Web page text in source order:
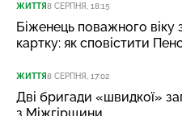
ЖИТТЯ8 СЕРПНЯ, 18:15
Біженець поважного віку
картку: як сповістити
ЖИТТЯ8 СЕРПНЯ, 17:02
Дві бригади «швидкої»
з Міжгірщини